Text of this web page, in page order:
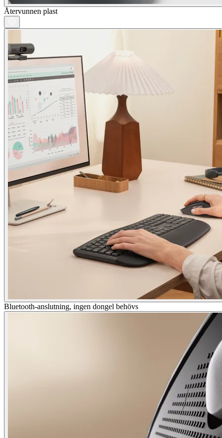
Återvunnen plast
Bluetooth-anslutning, ingen dongel behövs